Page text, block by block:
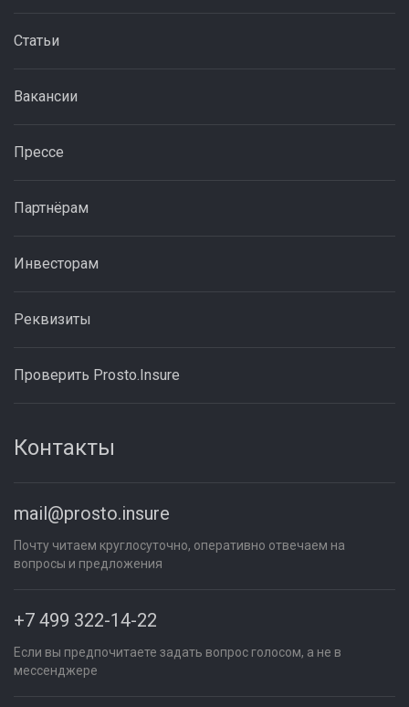
Статьи
Вакансии
Прессе
Партнёрам
Инвесторам
Реквизиты
Проверить Prosto.Insure
Контакты
mail@prosto.insure
Почту читаем круглосуточно, оперативно отвечаем на
вопросы и предложения
+7 499 322-14-22
Если вы предпочитаете задать вопрос голосом, а не в
мессенджере